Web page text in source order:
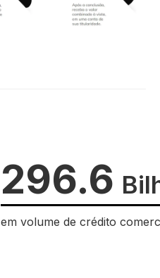
296.6
em volume de crédito